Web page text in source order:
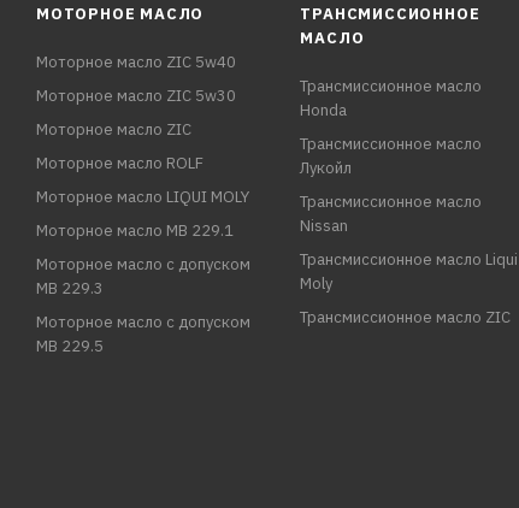
МОТОРНОЕ МАСЛО
Моторное масло ZIC 5w40
Моторное масло ZIC 5w30
Моторное масло ZIC
Моторное масло ROLF
Моторное масло LIQUI MOLY
Моторное масло MB 229.1
Моторное масло с допуском
MB 229.3
Моторное масло с допуском
MB 229.5
ТРАНСМИССИОННОЕ
МАСЛО
Трансмиссионное масло
Honda
Трансмиссионное масло
Лукойл
Трансмиссионное масло
Nissan
Трансмиссионное масло Liqui
Moly
Трансмиссионное масло ZIC